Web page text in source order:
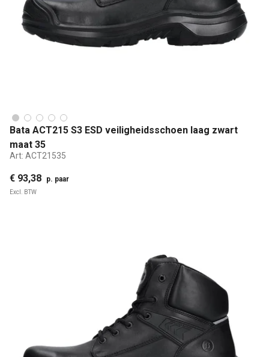
Bata ACT215 S3 ESD veiligheidsschoen laag zwart
maat 35
Art: ACT21535
€ 93,38 p. paar
Excl. BTW